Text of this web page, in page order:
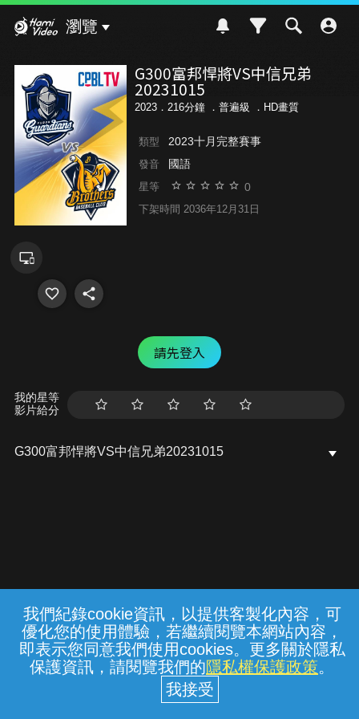
我們紀錄cookie資訊，以提供客製化內容，可
優化您的使用體驗，若繼續閱覽本網站內容，
即表示您同意我們使用cookies。更多關於隱私
保護資訊，請閱覽我們的隱私權保護政策。
瀏覽
G300富邦悍將VS中信兄弟
20231015
2023．216分鐘 ． 普遍級 ．HD畫質
類型 2023十月完整賽事
發音 國語
星等 0
下架時間 2036年12月31日
請先登入
我的星等
影片給分
G300富邦悍將VS中信兄弟20231015
常見問題 線上客服 服務條款 隱私權保護
中華電信股份有限公司個人家庭分公司
(統一編號：96979949) © 2026
{{notifyMsg}}